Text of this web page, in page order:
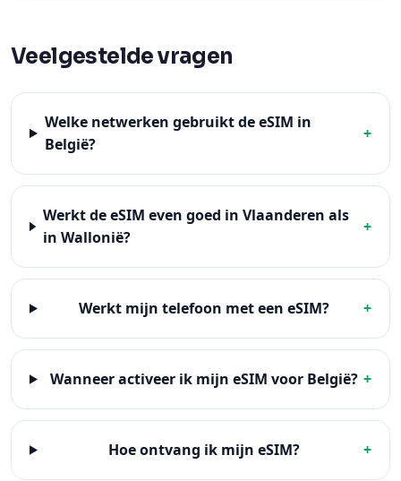
Veelgestelde vragen
Welke netwerken gebruikt de eSIM in
België?
+
Werkt de eSIM even goed in Vlaanderen als
in Wallonië?
+
Werkt mijn telefoon met een eSIM? +
Wanneer activeer ik mijn eSIM voor België? +
Hoe ontvang ik mijn eSIM? +